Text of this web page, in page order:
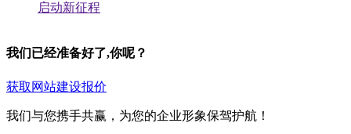
启动新征程
我们已经准备好了,你呢？
获取网站建设报价
我们与您携手共赢，为您的企业形象保驾护航！